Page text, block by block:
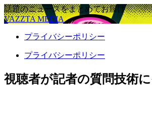
話題のニュースをまとめてお届け
VAZZTA MEDIA
プライバシーポリシー
プライバシーポリシー
視聴者が記者の質問技術